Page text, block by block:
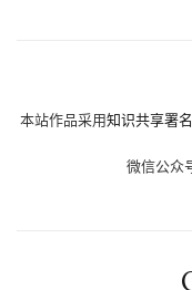
本站作品采用知识共享署
微信公众